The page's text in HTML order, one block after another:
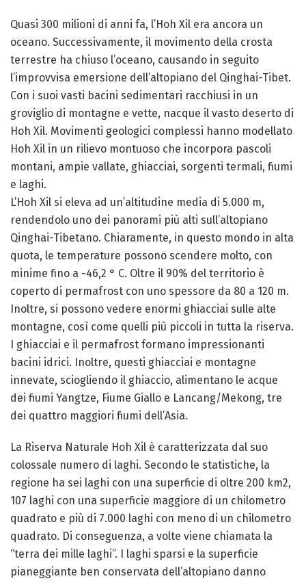
Quasi 300 milioni di anni fa, l’Hoh Xil era ancora un
oceano. Successivamente, il movimento della crosta
terrestre ha chiuso l’oceano, causando in seguito
l’improvvisa emersione dell’altopiano del Qinghai-Tibet.
Con i suoi vasti bacini sedimentari racchiusi in un
groviglio di montagne e vette, nacque il vasto deserto di
Hoh Xil. Movimenti geologici complessi hanno modellato
Hoh Xil in un rilievo montuoso che incorpora pascoli
montani, ampie vallate, ghiacciai, sorgenti termali, fiumi
e laghi.
L’Hoh Xil si eleva ad un’altitudine media di 5.000 m,
rendendolo uno dei panorami più alti sull’altopiano
Qinghai-Tibetano. Chiaramente, in questo mondo in alta
quota, le temperature possono scendere molto, con
minime fino a -46,2 ° C. Oltre il 90% del territorio è
coperto di permafrost con uno spessore da 80 a 120 m.
Inoltre, si possono vedere enormi ghiacciai sulle alte
montagne, così come quelli più piccoli in tutta la riserva.
I ghiacciai e il permafrost formano impressionanti
bacini idrici. Inoltre, questi ghiacciai e montagne
innevate, sciogliendo il ghiaccio, alimentano le acque
dei fiumi Yangtze, Fiume Giallo e Lancang/Mekong, tre
dei quattro maggiori fiumi dell’Asia.
La Riserva Naturale Hoh Xil è caratterizzata dal suo
colossale numero di laghi. Secondo le statistiche, la
regione ha sei laghi con una superficie di oltre 200 km2,
107 laghi con una superficie maggiore di un chilometro
quadrato e più di 7.000 laghi con meno di un chilometro
quadrato. Di conseguenza, a volte viene chiamata la
“terra dei mille laghi”. I laghi sparsi e la superficie
pianeggiante ben conservata dell’altopiano danno